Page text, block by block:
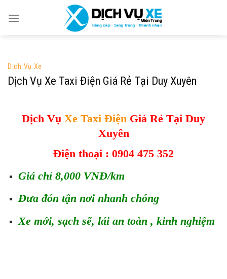
Dịch Vụ Xe
Dịch Vụ Xe Taxi Điện Giá Rẻ Tại Duy Xuyên
Dịch Vụ Xe Taxi Điện Giá Rẻ Tại Duy
Xuyên
Điện thoại : 0904 475 352
Giá chỉ 8,000 VNĐ/km
Đưa đón tận nơi nhanh chóng
Xe mới, sạch sẽ, lái an toàn , kinh nghiệm